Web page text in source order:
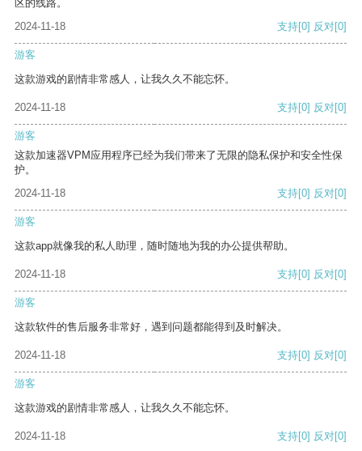
区的线路。
2024-11-18
支持[0] 反对[0]
游客
这款游戏的剧情非常感人，让我久久不能忘怀。
2024-11-18 支持[0] 反对[0]
游客
这款加速器VPM应用程序已经为我们带来了无限的隐私保护和安全性保
护。
2024-11-18
支持[0] 反对[0]
游客
这款app就像我的私人助理，随时随地为我的办公提供帮助。
2024-11-18 支持[0] 反对[0]
游客
这款软件的售后服务非常好，遇到问题都能得到及时解决。
2024-11-18 支持[0] 反对[0]
游客
这款游戏的剧情非常感人，让我久久不能忘怀。
2024-11-18 支持[0] 反对[0]